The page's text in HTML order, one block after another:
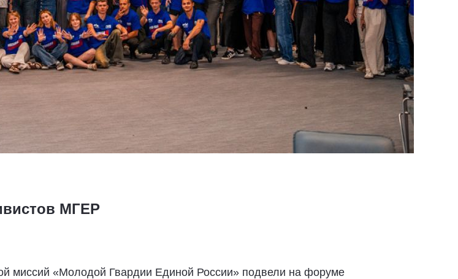
МГЕР
миссий «Молодой Гвардии Единой России» подвели на форуме